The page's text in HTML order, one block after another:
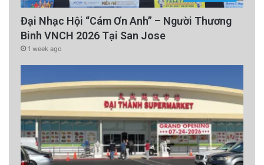
Đại Nhạc Hội “Cám Ơn Anh” – Người Thương
Binh VNCH 2026 Tại San Jose
1 week ago